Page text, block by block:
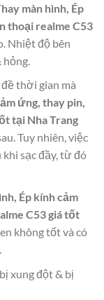
màn hình, Ép
thoại realme C53
Nhiệt độ bên
thời gian mà
ứng, thay pin,
tại Nha Trang
Tuy nhiên, việc
khi sạc đầy, từ đó
Ép kính cảm
C53 giá tốt
không tốt và có
xung đột & bị